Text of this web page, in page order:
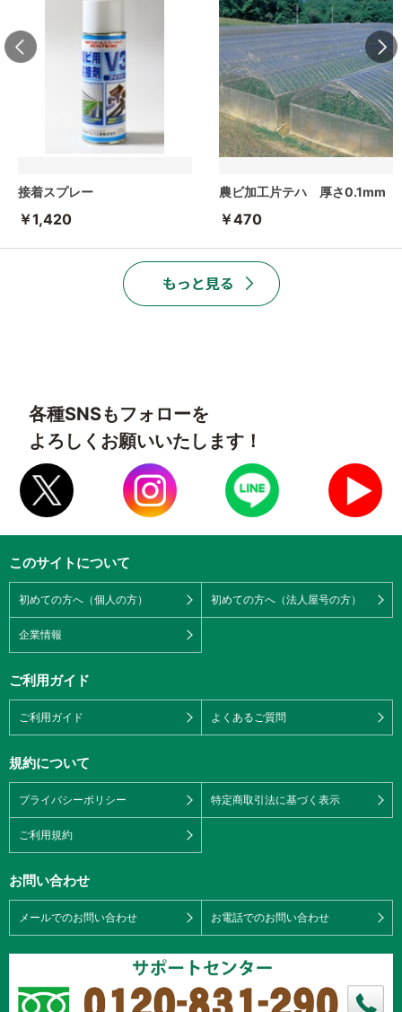
接着スプレー
￥1,420
農ビ加工片テハ 厚さ0.1mm
￥470
各種SNSもフォローを
よろしくお願いいたします！
このサイトについて
初めての方へ（個人の方） 初めての方へ（法人屋号の方）
企業情報
ご利用ガイド
ご利用ガイド よくあるご質問
規約について
プライバシーポリシー 特定商取引法に基づく表示
ご利用規約
お問い合わせ
メールでのお問い合わせ お電話でのお問い合わせ